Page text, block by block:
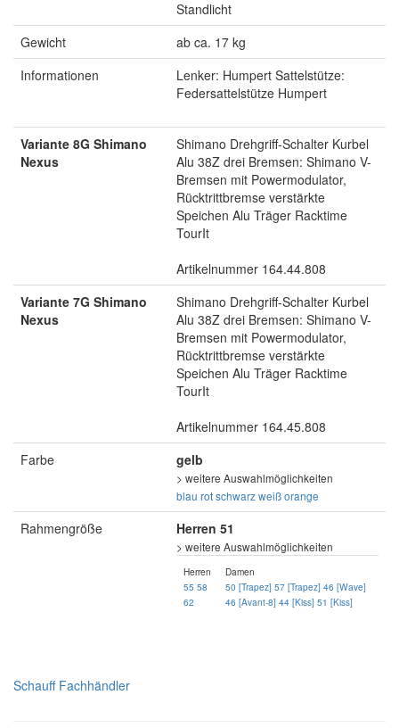
Standlicht
Gewicht
ab ca. 17 kg
Informationen
Lenker: Humpert Sattelstütze:
Federsattelstütze Humpert
Variante 8G Shimano
Nexus
Shimano Drehgriff-Schalter Kurbel
Alu 38Z drei Bremsen: Shimano V-
Bremsen mit Powermodulator,
Rücktrittbremse verstärkte
Speichen Alu Träger Racktime
TourIt
Artikelnummer 164.44.808
Variante 7G Shimano
Nexus
Shimano Drehgriff-Schalter Kurbel
Alu 38Z drei Bremsen: Shimano V-
Bremsen mit Powermodulator,
Rücktrittbremse verstärkte
Speichen Alu Träger Racktime
TourIt
Artikelnummer 164.45.808
Farbe
gelb
> weitere Auswahlmöglichkeiten
blau rotschwarzweißorange
Rahmengröße Herren 51
> weitere Auswahlmöglichkeiten
Herren
55 58
62
Damen
50 [Trapez] 57 [Trapez] 46 [Wave]
46 [Avant-8] 44 [Kiss] 51 [Kiss]
Schauff Fachhändler